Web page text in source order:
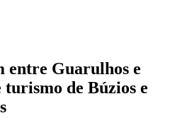
entre Guarulhos e
de Búzios e